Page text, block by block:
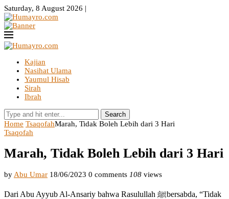
Saturday, 8 August 2026 |
Kajian
Nasihat Ulama
Yaumul Hisab
Sirah
Ibrah
Search
Home TsaqofahMarah, Tidak Boleh Lebih dari 3 Hari
Tsaqofah
Marah, Tidak Boleh Lebih dari 3 Hari
by Abu Umar 18/06/2023 0 comments 108 views
Dari Abu Ayyub Al-Ansariy bahwa Rasulullah ﷺbersabda, “Tidak